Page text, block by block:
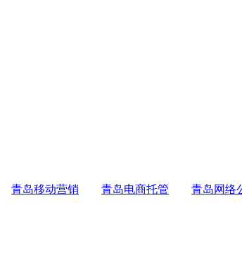
青岛移动营销 青岛电商托管 青岛网络